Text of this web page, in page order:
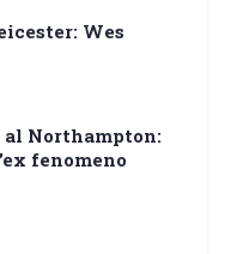
Wes
Northampton:
fenomeno